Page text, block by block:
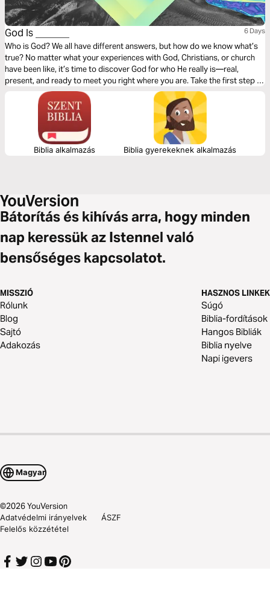
God Is _______ 6 Days
Who is God? We all have different answers, but how do we know what’s
true? No matter what your experiences with God, Christians, or church
have been like, it’s time to discover God for who He really is—real,
present, and ready to meet you right where you are. Take the first step in
this 6-day Bible Plan accompanying Pastor Craig Groeschel’s message
series, God Is _______.
Biblia alkalmazás Biblia gyerekeknek alkalmazás
Bátorítás és kihívás arra, hogy minden
nap keressük az Istennel való
bensőséges kapcsolatot.
MISSZIÓ
Rólunk
Blog
Sajtó
Adakozás
HASZNOS LINKEK
Súgó
Biblia-fordítások
Hangos Bibliák
Biblia nyelve
Napi igevers
Magyar
©2026YouVersion
Adatvédelmi irányelvek
ÁSZF
Felelős közzététel